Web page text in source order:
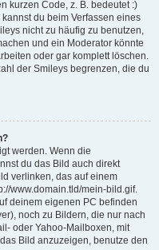
kurzen Code, z. B. bedeutet :)
du beim Verfassen eines
nicht zu häufig zu benutzen,
und ein Moderator könnte
oder gar komplett löschen.
der Smileys begrenzen, die du
werden. Wenn die
du das Bild auch direkt
verlinken, das auf einem
www.domain.tld/mein-bild.gif.
deinem eigenen PC befinden
noch zu Bildern, die nur nach
oder Yahoo-Mailboxen, mit
Bild anzuzeigen, benutze den